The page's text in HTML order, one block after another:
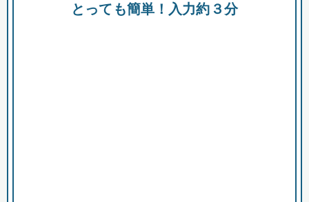
助成金 融資 出資
とっても簡単！入力約３分